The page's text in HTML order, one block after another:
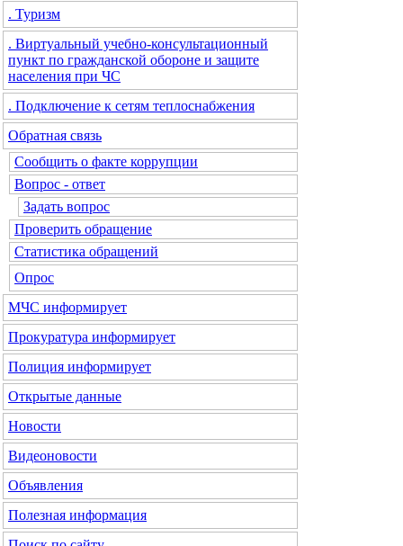
. Туризм
. Виртуальный учебно-консультационный
пункт по гражданской обороне и защите
населения при ЧС
. Подключение к сетям теплоснабжения
Обратная связь
Сообщить о факте коррупции
Вопрос - ответ
Задать вопрос
Проверить обращение
Статистика обращений
Опрос
МЧС информирует
Прокуратура информирует
Полиция информирует
Открытые данные
Новости
Видеоновости
Объявления
Полезная информация